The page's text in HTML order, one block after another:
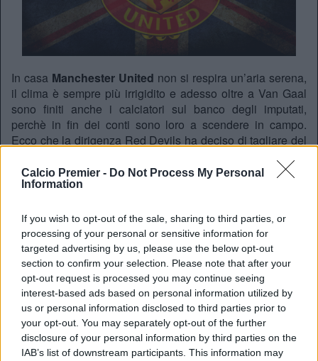
Calcio Premier - Do Not Process My Personal
Information
If you wish to opt-out of the sale, sharing to third parties, or
processing of your personal or sensitive information for
targeted advertising by us, please use the below opt-out
section to confirm your selection. Please note that after your
opt-out request is processed you may continue seeing
interest-based ads based on personal information utilized by
us or personal information disclosed to third parties prior to
your opt-out. You may separately opt-out of the further
disclosure of your personal information by third parties on the
IAB’s list of downstream participants. This information may
In casa Manchester United non si respira un’aria serena,
il clima è sempre più irrigidito e adesso oltre a Van Gaal
sono finiti anche i calciatori sul banco degli imputati,
perchè in fin dei conti sono loro a scendere in campo.
Ecco che la dirigenza Red Devils ha deciso di tagliare del
dovessero raggiungere un piazzamento in zona
Champions League. La sconfitta di ieri sera in Europa
finale di stagione molto nervoso.
REDAZIONE
Twitter @Calciopremier